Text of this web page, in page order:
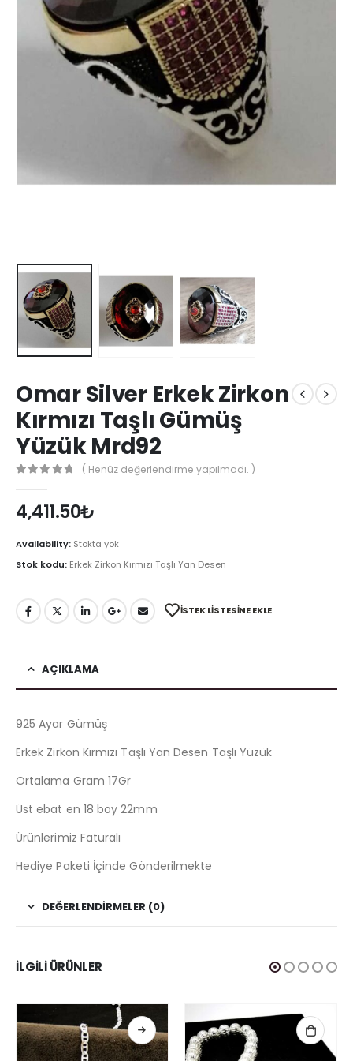
Omar Silver Erkek Zirkon
Kırmızı Taşlı Gümüş
Yüzük Mrd92
( Henüz değerlendirme yapılmadı. )
4,411.50₺
Availability: Stokta yok
Stok kodu: Erkek Zirkon Kırmızı Taşlı Yan Desen
İSTEK LISTESINE EKLE
AÇIKLAMA
925 Ayar Gümüş
Erkek Zirkon Kırmızı Taşlı Yan Desen Taşlı Yüzük
Ortalama Gram 17Gr
Üst ebat en 18 boy 22mm
Ürünlerimiz Faturalı
Hediye Paketi İçinde Gönderilmekte
DEĞERLENDIRMELER (0)
İLGILI ÜRÜNLER